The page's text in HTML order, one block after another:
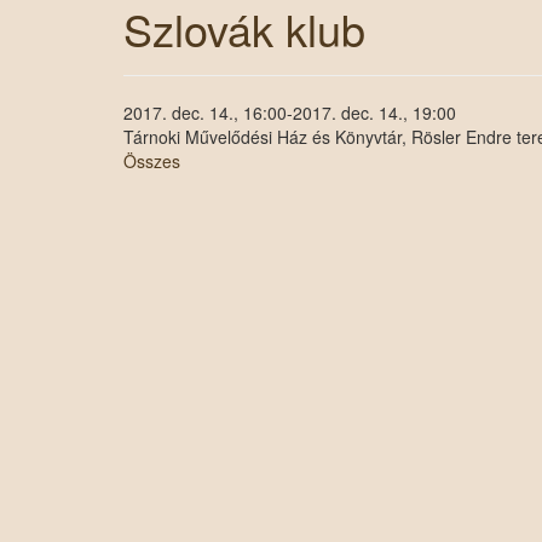
Szlovák klub
2017. dec. 14., 16:00-2017. dec. 14., 19:00
Tárnoki Művelődési Ház és Könyvtár, Rösler Endre
Összes